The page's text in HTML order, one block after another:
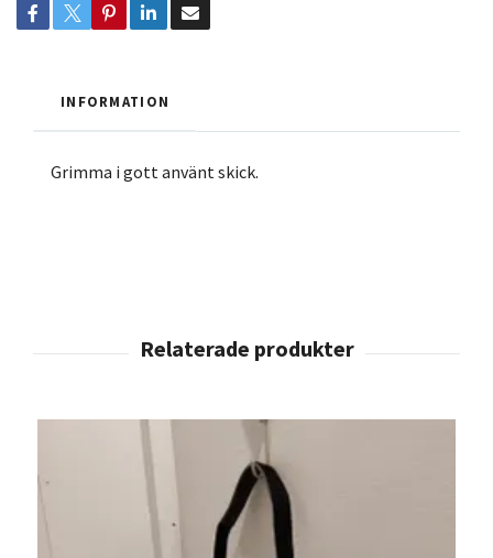
INFORMATION
Grimma i gott använt skick.